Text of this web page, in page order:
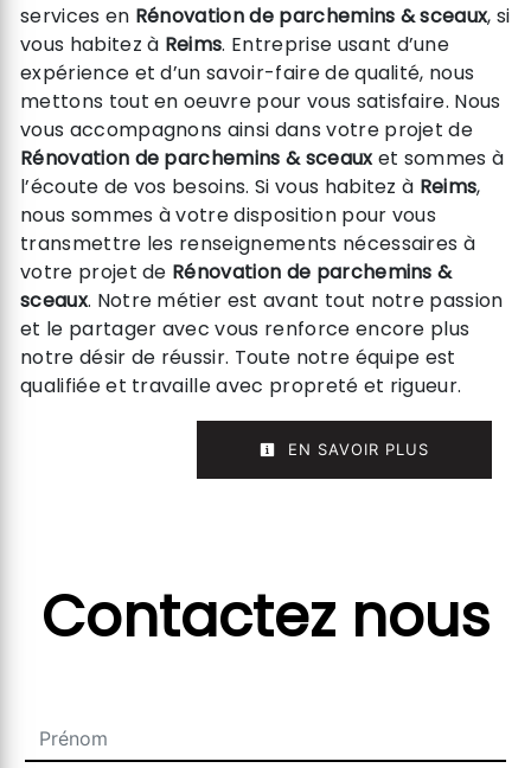
services en Rénovation de parchemins & sceaux, si
vous habitez à Reims. Entreprise usant d’une
expérience et d’un savoir-faire de qualité, nous
mettons tout en oeuvre pour vous satisfaire. Nous
vous accompagnons ainsi dans votre projet de
Rénovation de parchemins & sceauxet sommes à
l’écoute de vos besoins. Si vous habitez à Reims,
nous sommes à votre disposition pour vous
transmettre les renseignements nécessaires à
votre projet de Rénovation de parchemins &
sceaux. Notre métier est avant tout notre passion
et le partager avec vous renforce encore plus
notre désir de réussir. Toute notre équipe est
qualifiée et travaille avec propreté et rigueur.
EN SAVOIR PLUS
Contactez nous